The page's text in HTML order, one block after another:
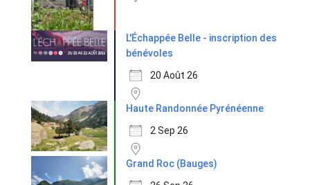
L'Échappée Belle - inscription des
bénévoles
20 Août 26
Haute Randonnée Pyrénéenne
2 Sep 26
Grand Roc (Bauges)